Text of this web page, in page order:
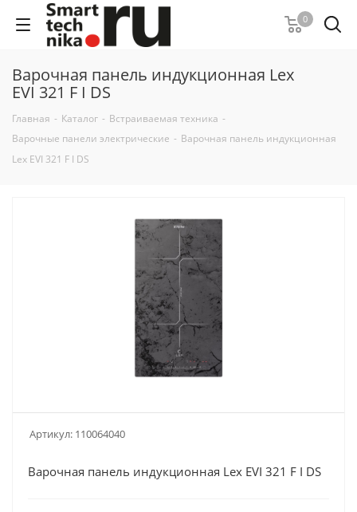
0
Варочная панель индукционная Lex
EVI 321 F I DS
Главная - Каталог - Встраиваемая техника -
Варочные панели электрические - Варочная панель индукционная
Lex EVI 321 F I DS
Артикул: 110064040
Варочная панель индукционная Lex EVI 321 F I DS